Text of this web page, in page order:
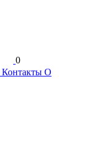
0
Контакты О